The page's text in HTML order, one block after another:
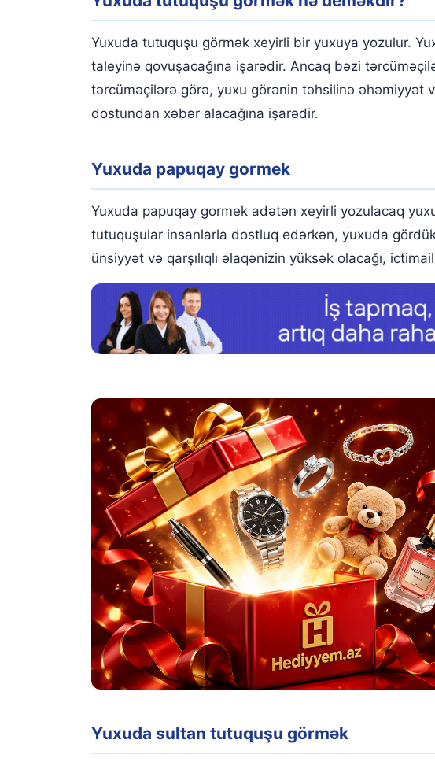
Yuxuda ağ tutuquşu görmək
Yuxuda yaşıl tutuquşu görmək
Yuxuda tutuquşunun danışdığını görmək
Yuxuda qırmızı tutuquşu görmək
Yuxuda cənnət tutuquşu görmək
Yuxuda rəngli tutuquşu görmək
Yuxuda tutuquşu balası görmək
Yuxuda çiynində tutuquşu görmək
Yuxuda tutuquşu tutmaq
Yuxuda evinizdə tutuquşu görmək
Yuxuda tutuquşu sevmək
Yuxuda tutuquşu yumurtası görmək
Yuxuda tutuquşu öpmək
Yuxuda tutuquşu öldüyünü görmək
Quş yuxu yozmaları
Yuxuda tutuquşu görmək xeyirli bir yuxuya yozulur.
taleyinə qovuşacağına işarədir. Ancaq bəzi
tərcüməçilərə görə, yuxu görənin təhsilinə əhəmiyyət
dostundan xəbər alacağına işarədir.
Yuxuda papuqay gormek
Yuxuda papuqay gormek adətən xeyirli yozulacaq
tutuquşular insanlarla dostluq edərkən, yuxuda
ünsiyyət və qarşılıqlı əlaqənizin yüksək olacağı,
Yuxuda sultan tutuquşu görmək